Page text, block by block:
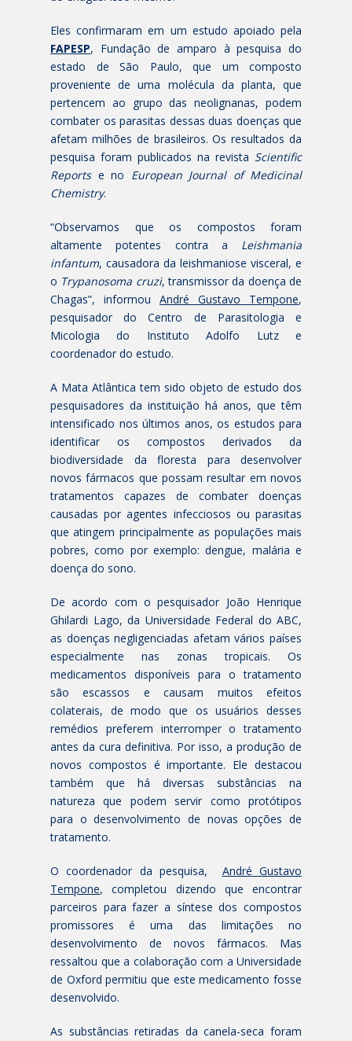
Eles confirmaram em um estudo apoiado pela
FAPESP, Fundação de amparo à pesquisa do
estado de São Paulo, que um composto
proveniente de uma molécula da planta, que
pertencem ao grupo das neolignanas, podem
combater os parasitas dessas duas doenças que
afetam milhões de brasileiros. Os resultados da
pesquisa foram publicados na revista Scientific
Reportse no European Journal of Medicinal
Chemistry.
“Observamos que os compostos foram
altamente potentes contra a Leishmania
infantum, causadora da leishmaniose visceral, e
o Trypanosoma cruzi, transmissor da doença de
Chagas”, informou André Gustavo Tempone,
pesquisador do Centro de Parasitologia e
Micologia do Instituto Adolfo Lutz e
coordenador do estudo.
A Mata Atlântica tem sido objeto de estudo dos
pesquisadores da instituição há anos, que têm
intensificado nos últimos anos, os estudos para
identificar os compostos derivados da
biodiversidade da floresta para desenvolver
novos fármacos que possam resultar em novos
tratamentos capazes de combater doenças
causadas por agentes infecciosos ou parasitas
que atingem principalmente as populações mais
pobres, como por exemplo: dengue, malária e
doença do sono.
De acordo com o pesquisador João Henrique
Ghilardi Lago, da Universidade Federal do ABC,
as doenças negligenciadas afetam vários países
especialmente nas zonas tropicais. Os
medicamentos disponíveis para o tratamento
são escassos e causam muitos efeitos
colaterais, de modo que os usuários desses
remédios preferem interromper o tratamento
antes da cura definitiva. Por isso, a produção de
novos compostos é importante. Ele destacou
também que há diversas substâncias na
natureza que podem servir como protótipos
para o desenvolvimento de novas opções de
tratamento.
O coordenador da pesquisa, André Gustavo
Tempone, completou dizendo que encontrar
parceiros para fazer a síntese dos compostos
promissores é uma das limitações no
desenvolvimento de novos fármacos. Mas
ressaltou que a colaboração com a Universidade
de Oxford permitiu que este medicamento fosse
desenvolvido.
As substâncias retiradas da canela-seca foram